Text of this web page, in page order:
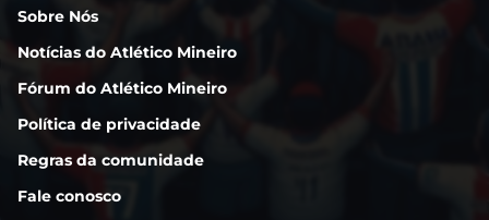
Sobre Nós
Notícias do Atlético Mineiro
Fórum do Atlético Mineiro
Política de privacidade
Regras da comunidade
Fale conosco